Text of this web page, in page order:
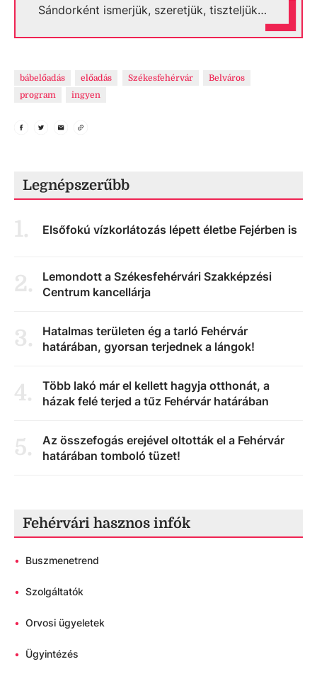
Sándorként ismerjük, szeretjük, tiszteljük…
bábelőadás előadás Székesfehérvár
Belváros
program
ingyen
Legnépszerűbb
1. Elsőfokú vízkorlátozás lépett életbe Fejérben is
2.
Lemondott a Székesfehérvári Szakképzési
Centrum kancellárja
3.
Hatalmas területen ég a tarló Fehérvár
határában, gyorsan terjednek a lángok!
4.
Több lakó már el kellett hagyja otthonát, a
házak felé terjed a tűz Fehérvár határában
5.
Az összefogás erejével oltották el a Fehérvár
határában tomboló tüzet!
Fehérvári hasznos infók
• Buszmenetrend
• Szolgáltatók
• Orvosi ügyeletek
• Ügyintézés